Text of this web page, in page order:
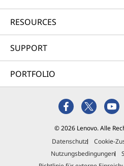
RESOURCES
SUPPORT
PORTFOLIO
© 2026 Lenovo. Alle
Datenschutz
Cookie-
Nutzungsbedingungen